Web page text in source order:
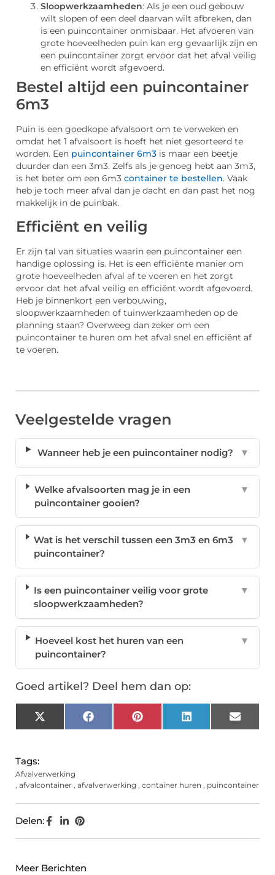
Sloopwerkzaamheden: Als je een oud gebouw
wilt slopen of een deel daarvan wilt afbreken, dan
is een puincontainer onmisbaar. Het afvoeren van
grote hoeveelheden puin kan erg gevaarlijk zijn en
een puincontainer zorgt ervoor dat het afval veilig
en efficiënt wordt afgevoerd.
Bestel altijd een puincontainer
6m3
Puin is een goedkope afvalsoort om te verweken en
omdat het 1 afvalsoort is hoeft het niet gesorteerd te
worden. Een puincontainer 6m3 is maar een beetje
duurder dan een 3m3. Zelfs als je genoeg hebt aan 3m3,
is het beter om een 6m3 container te bestellen. Vaak
heb je toch meer afval dan je dacht en dan past het nog
makkelijk in de puinbak.
Efficiënt en veilig
Er zijn tal van situaties waarin een puincontainer een
handige oplossing is. Het is een efficiënte manier om
grote hoeveelheden afval af te voeren en het zorgt
ervoor dat het afval veilig en efficiënt wordt afgevoerd.
Heb je binnenkort een verbouwing,
sloopwerkzaamheden of tuinwerkzaamheden op de
planning staan? Overweeg dan zeker om een
puincontainer te huren om het afval snel en efficiënt af
te voeren.
Veelgestelde vragen
Wanneer heb je een puincontainer nodig? ▼
Welke afvalsoorten mag je in een
puincontainer gooien?
▼
Wat is het verschil tussen een 3m3 en 6m3
puincontainer?
▼
Is een puincontainer veilig voor grote
sloopwerkzaamheden?
▼
Hoeveel kost het huren van een
puincontainer?
▼
Goed artikel? Deel hem dan op:
X
(Twitter)
FacebookPinterest LinkedIn Email
Tags:
Afvalverwerking
, afvalcontainer , afvalverwerking , container huren , puincontainer
Delen:
Meer Berichten